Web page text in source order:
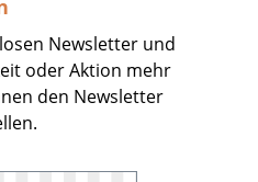
Newsletter und
oder Aktion mehr
den Newsletter